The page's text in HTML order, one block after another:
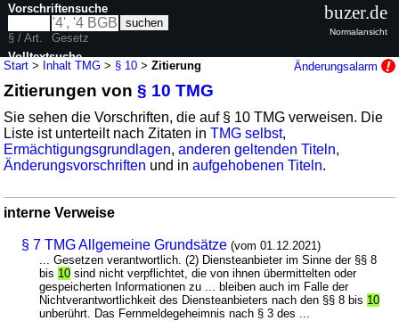
Start > Inhalt TMG > § 10 >Zitierung Änderungsalarm
Zitierungen von§ 10 TMG
Sie sehen die Vorschriften, die auf § 10 TMG verweisen. Die
Liste ist unterteilt nach Zitaten inTMG selbst,
Ermächtigungsgrundlagen,anderen geltenden Titeln,
Änderungsvorschriften und inaufgehobenen Titeln.
interne Verweise
§ 7 TMG Allgemeine Grundsätze (vom 01.12.2021)
... Gesetzen verantwortlich. (2) Diensteanbieter im Sinne der §§ 8
bis 10 sind nicht verpflichtet, die von ihnen übermittelten oder
gespeicherten Informationen zu ... bleiben auch im Falle der
Nichtverantwortlichkeit des Diensteanbieters nach den §§ 8 bis 10
unberührt. Das Fernmeldegeheimnis nach § 3 des ...
Vorschriftensuche
§ / Art.
Gesetz
Volltextsuche
nur in TMG
buzer.de
Normalansicht